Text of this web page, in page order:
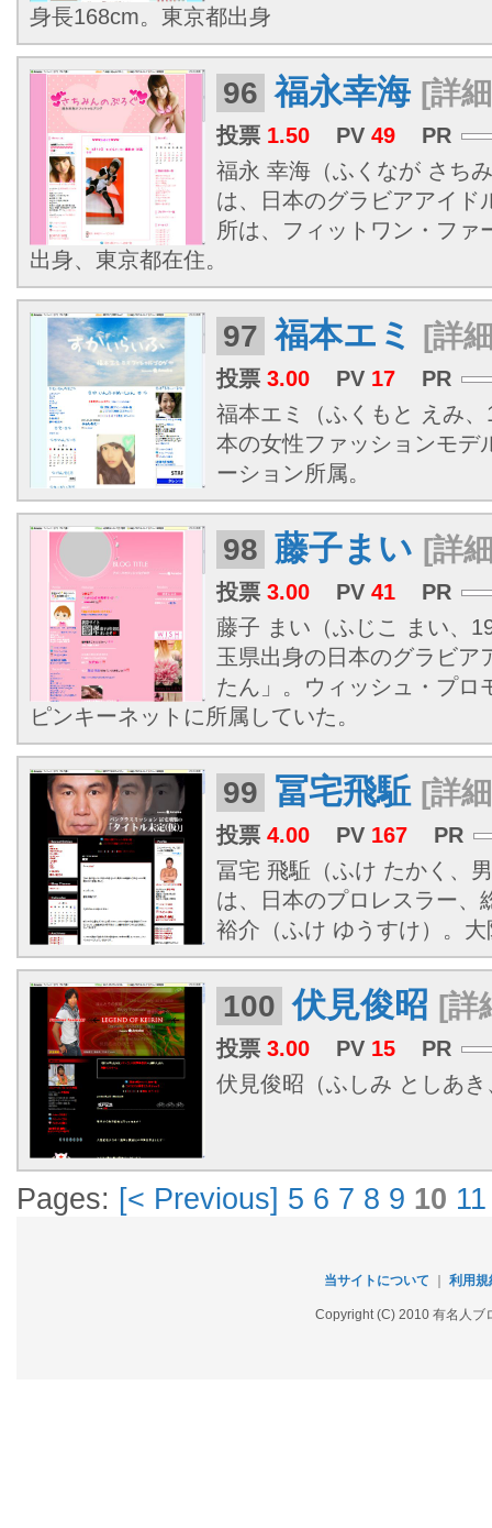
身長168cm。東京都出身
96 福永幸海 [詳
投票 1.50 PV 49
PR
福永 幸海（ふくなが さち
は、日本のグラビアアイド
所は、フィットワン・ファ
出身、東京都在住。
97 福本エミ [詳
投票 3.00 PV 17
PR
福本エミ（ふくもと えみ
本の女性ファッションモデ
ーション所属。
98 藤子まい [詳
投票 3.00 PV 41
PR
藤子 まい（ふじこ まい、
玉県出身の日本のグラビア
たん」。ウィッシュ・プロ
ピンキーネットに所属していた。
99 冨宅飛駈 [詳
投票 4.00 PV 167
PR
冨宅 飛駈（ふけ たかく、
は、日本のプロレスラー、
裕介（ふけ ゆうすけ）。
100 伏見俊昭 [詳
投票 3.00 PV 15
PR
伏見俊昭（ふしみ としあ
Pages: [< Previous] 5 6 7 8 9 10 11
当サイトについて 利用規
Copyright (C) 2010 有名人ブ